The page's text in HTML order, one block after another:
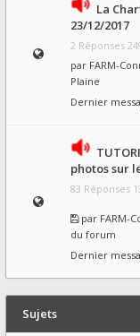
La
23/12/2017
2 Réponses
par FARM-
Plaine
Dernier
photos sur
83 Réponses
par FARM-
du forum
Dernier
Sujets